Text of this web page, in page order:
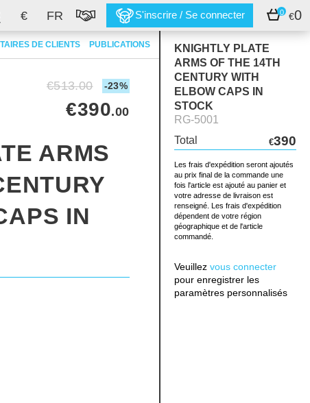
€ FR S'inscrire / Se connecter 0 €0
DE CLIENTS PUBLICATIONS
KNIGHTLY PLATE
ARMS OF THE 14TH
CENTURY WITH
ELBOW CAPS IN
STOCK
RG-5001
Total
€390
Les frais d'expédition seront ajoutés
au prix final de la commande une
fois l'article est ajouté au panier et
votre adresse de livraison est
renseigné. Les frais d'expédition
dépendent de votre région
géographique et de l'article
commandé.
Veuillez vous connecter
pour enregistrer les
paramètres personnalisés
€513.00 -23%
€390.00
ARMS
IN